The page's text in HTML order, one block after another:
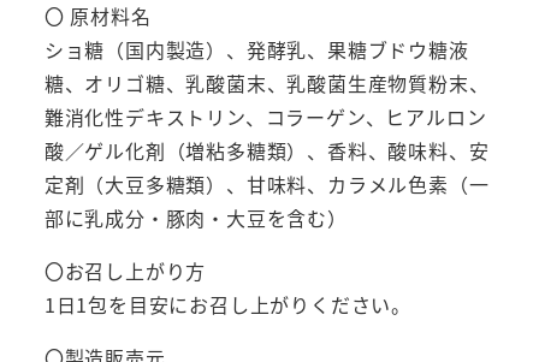
乳
酸
菌
1800
億
個
Fk23
EC-
12
ヒ
〇 原材料名
ショ糖（国内製造）、発酵乳、果糖ブドウ糖液
糖、オリゴ糖、乳酸菌末、乳酸菌生産物質粉末、
難消化性デキストリン、コラーゲン、ヒアルロン
酸／ゲル化剤（増粘多糖類）、香料、酸味料、安
定剤（大豆多糖類）、甘味料、カラメル色素（一
部に乳成分・豚肉・大豆を含む）
〇お召し上がり方
1日1包を目安にお召し上がりください。